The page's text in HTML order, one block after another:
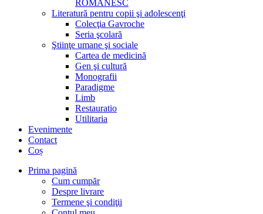
ROMÂNESC
Literatură pentru copii şi adolescenţi
Colecţia Gavroche
Seria şcolară
Ştiinţe umane şi sociale
Cartea de medicină
Gen şi cultură
Monografii
Paradigme
Limb
Restauratio
Utilitaria
Evenimente
Contact
Coș
Prima pagină
Cum cumpăr
Despre livrare
Termene şi condiţii